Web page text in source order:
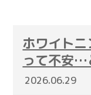
ホワイト
って不安…
2026.06.29